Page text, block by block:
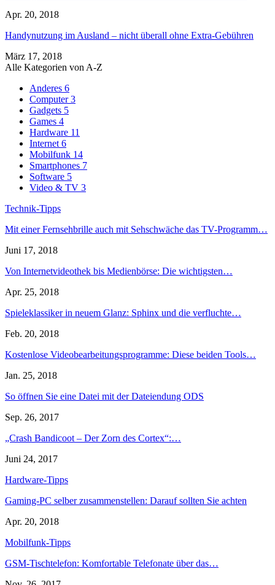
Apr. 20, 2018
Handynutzung im Ausland – nicht überall ohne Extra-Gebühren
März 17, 2018
Alle Kategorien von A-Z
Anderes 6
Computer3
Gadgets 5
Games 4
Hardware 11
Internet6
Mobilfunk 14
Smartphones 7
Software 5
Video & TV 3
Technik-Tipps
Mit einer Fernsehbrille auch mit Sehschwäche das TV-Programm…
Juni 17, 2018
Von Internetvideothek bis Medienbörse: Die wichtigsten…
Apr. 25, 2018
Spieleklassiker in neuem Glanz: Sphinx und die verfluchte…
Feb. 20, 2018
Kostenlose Videobearbeitungsprogramme: Diese beiden Tools…
Jan. 25, 2018
So öffnen Sie eine Datei mit der Dateiendung ODS
Sep. 26, 2017
„Crash Bandicoot – Der Zorn des Cortex“:…
Juni 24, 2017
Hardware-Tipps
Gaming-PC selber zusammenstellen: Darauf sollten Sie achten
Apr. 20, 2018
Mobilfunk-Tipps
GSM-Tischtelefon: Komfortable Telefonate über das…